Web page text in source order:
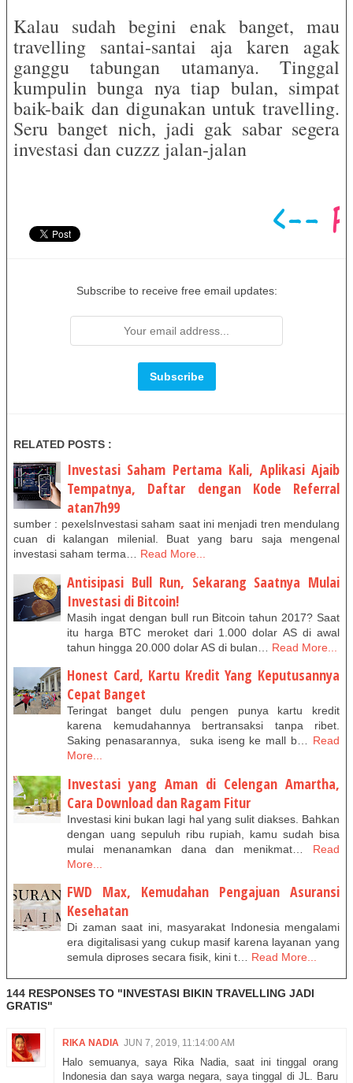
Kalau sudah begini enak banget, mau
travelling santai-santai aja karen agak
ganggu tabungan utamanya. Tinggal
kumpulin bunga nya tiap bulan, simpat
baik-baik dan digunakan untuk travelling.
Seru banget nich, jadi gak sabar segera
investasi dan cuzzz jalan-jalan
Subscribe to receive free email updates:
RELATED POSTS :
Investasi Saham Pertama Kali, Aplikasi Ajaib
Tempatnya, Daftar dengan Kode Referral
atan7h99
sumber : pexelsInvestasi saham saat ini menjadi tren mendulang
cuan di kalangan milenial. Buat yang baru saja mengenal
investasi saham terma… Read More...
Antisipasi Bull Run, Sekarang Saatnya Mulai
Investasi di Bitcoin!
Masih ingat dengan bull run Bitcoin tahun 2017? Saat
itu harga BTC meroket dari 1.000 dolar AS di awal
tahun hingga 20.000 dolar AS di bulan…
Read More...
Honest Card, Kartu Kredit Yang Keputusannya
Cepat Banget
Teringat banget dulu pengen punya kartu kredit
karena kemudahannya bertransaksi tanpa ribet.
Saking penasarannya, suka iseng ke mall b… Read
More...
Investasi yang Aman di Celengan Amartha,
Cara Download dan Ragam Fitur
Investasi kini bukan lagi hal yang sulit diakses. Bahkan
dengan uang sepuluh ribu rupiah, kamu sudah bisa
mulai menanamkan dana dan menikmat…
Read
More...
FWD Max, Kemudahan Pengajuan Asuransi
Kesehatan
Di zaman saat ini, masyarakat Indonesia mengalami
era digitalisasi yang cukup masif karena layanan yang
semula diproses secara fisik, kini t… Read More...
144 RESPONSES TO "INVESTASI BIKIN TRAVELLING JADI
GRATIS"
RIKA NADIA JUN 7, 2019, 11:14:00 AM
Halo semuanya, saya Rika Nadia, saat ini tinggal orang
Indonesia dan saya warga negara, saya tinggal di JL. Baru